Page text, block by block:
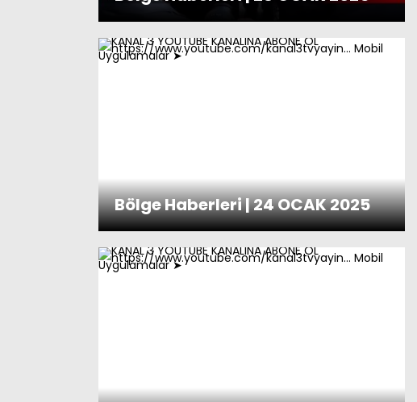
Bölge Haberleri | 24 OCAK 2025